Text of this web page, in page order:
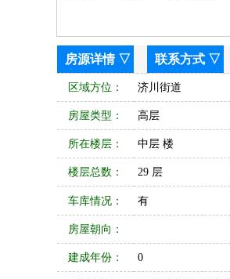
房源详情▽ 联系方式 ▽
区域方位： 济川街道
房屋类型： 高层
所在楼层： 中层 楼
楼层总数： 29 层
车库情况： 有
房屋朝向：
建成年份： 0